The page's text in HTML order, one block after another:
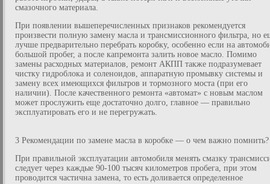
смазочного материала.
При появлении вышеперечисленных признаков рекомендуется
произвести полную замену масла и трансмиссионного фильтра, но
лучше предварительно перебрать коробку, особенно если на
большой пробег, а после капремонта залить новое масло. Помимо
замены расходных материалов, ремонт АКПП также подразумевает
чистку гидроблока и соленоидов, аппаратную промывку системы и
замену всех имеющихся фильтров и тормозного моста (при его
наличии). После качественного ремонта «автомат» с новым маслом
может прослужить еще достаточно долго, главное — правильно
эксплуатировать его и не перегружать.
3 Рекомендации по замене масла в коробке — о чем важно помнить?
При правильной эксплуатации автомобиля менять смазку
следует через каждые 90-100 тысяч километров пробега, при этом
проводится частична замена, то есть доливается определенное